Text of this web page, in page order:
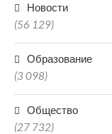
Новости
(56 129)
Образование
(3 098)
Общество
(27 732)